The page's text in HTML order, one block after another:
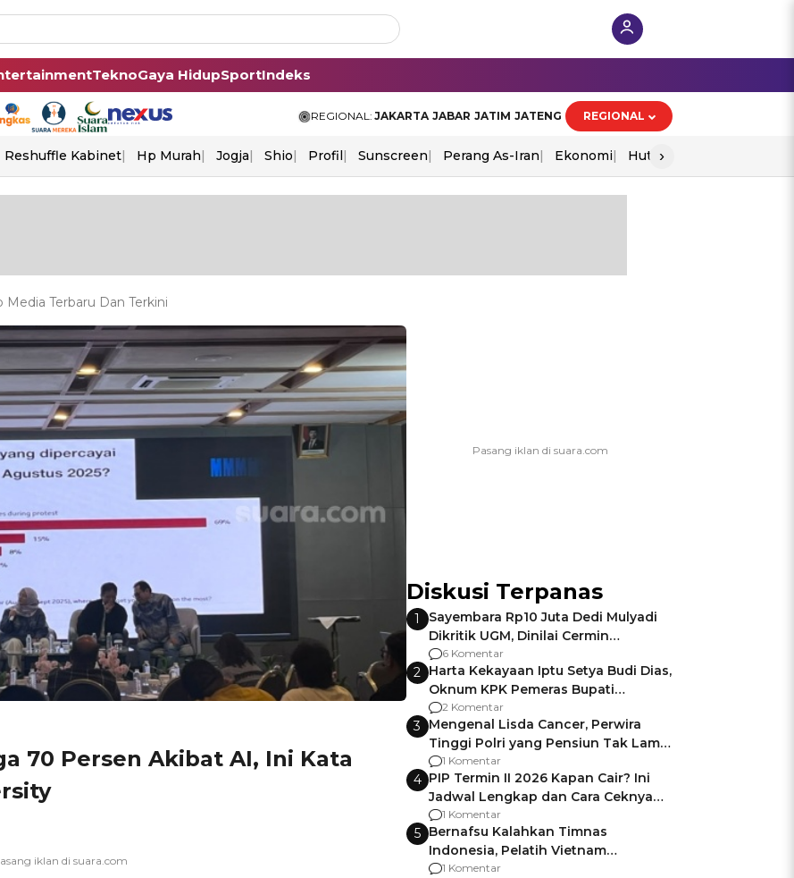
TeknoGaya HidupSportIndeks
REGIONAL: JAKARTA JABAR JATIM JATENG REGIONAL
Reshuffle Kabinet Hp Murah Jogja Shio Profil Sunscreen Perang As-Iran Ekonomi Hut Ri
›
Terbaru Dan Terkini
70 Persen Akibat AI, Ini Kata
Diskusi Terpanas
1
Sayembara Rp10 Juta Dedi Mulyadi
Dikritik UGM, Dinilai Cermin
Gagalnya Negara Jamin Keamanan
6 Komentar
2 Harta Kekayaan Iptu Setya Budi Dias,
Oknum KPK Pemeras Bupati
Pemalang
2 Komentar
3 Mengenal Lisda Cancer, Perwira
Tinggi Polri yang Pensiun Tak Lama
Usai Jadi Brigjen
1 Komentar
4 PIP Termin II 2026 Kapan Cair? Ini
Jadwal Lengkap dan Cara Ceknya
agar Dana Tidak Hangus!
1 Komentar
5 Bernafsu Kalahkan Timnas
Indonesia, Pelatih Vietnam
Berencana Pakai Jimat di Pakansari
1 Komentar